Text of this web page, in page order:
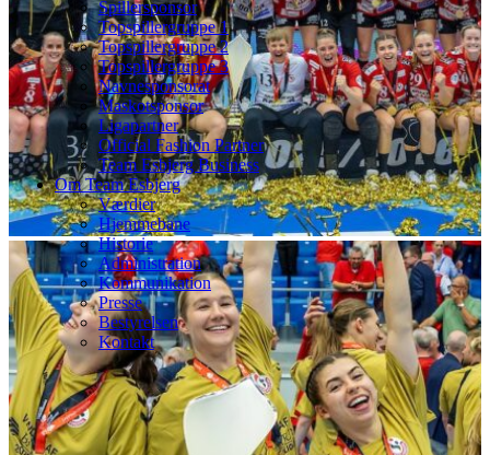
Spillersponsor
Topspillergruppe 1
Topspillergruppe 2
Topspillergruppe 3
Navnesponsorat
Maskotsponsor
Ligapartner
Official Fashion Partner
Team Esbjerg Business
Om Team Esbjerg
Værdier
Hjemmebane
Historie
Administration
Kommunikation
Presse
Bestyrelsen
Kontakt